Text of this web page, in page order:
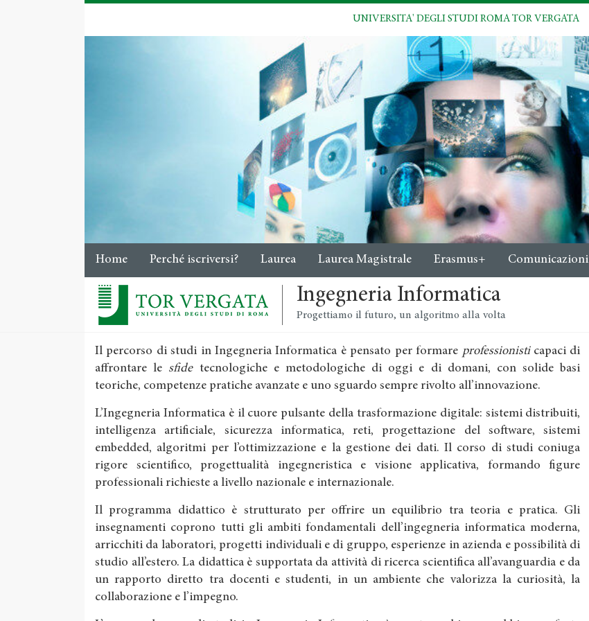
UNIVERSITA' DEGLI STUDI ROMA TOR VERGATA
Home Perché iscriversi? Laurea Laurea Magistrale Erasmus+ Comunicazioni
Ingegneria Informatica
Progettiamo il futuro, un algoritmo alla volta
Il percorso di studi in Ingegneria Informatica è pensato per formare professionisticapaci di
affrontare le sfidetecnologiche e metodologiche di oggi e di domani, con solide basi
teoriche, competenze pratiche avanzate e uno sguardo sempre rivolto all’innovazione.
L’Ingegneria Informatica è il cuore pulsante della trasformazione digitale: sistemi distribuiti,
intelligenza artificiale, sicurezza informatica, reti, progettazione del software, sistemi
embedded, algoritmi per l’ottimizzazione e la gestione dei dati. Il corso di studi coniuga
rigore scientifico, progettualità ingegneristica e visione applicativa, formando figure
professionali richieste a livello nazionale e internazionale.
Il programma didattico è strutturato per offrire un equilibrio tra teoria e pratica. Gli
insegnamenti coprono tutti gli ambiti fondamentali dell’ingegneria informatica moderna,
arricchiti da laboratori, progetti individuali e di gruppo, esperienze in azienda e possibilità di
studio all’estero. La didattica è supportata da attività di ricerca scientifica all’avanguardia e da
un rapporto diretto tra docenti e studenti, in un ambiente che valorizza la curiosità, la
collaborazione e l’impegno.